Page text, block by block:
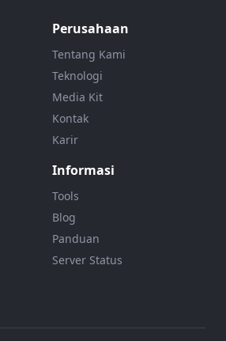
Perusahaan
Tentang Kami
Teknologi
Media Kit
Kontak
Karir
Informasi
Tools
Blog
Panduan
Server Status